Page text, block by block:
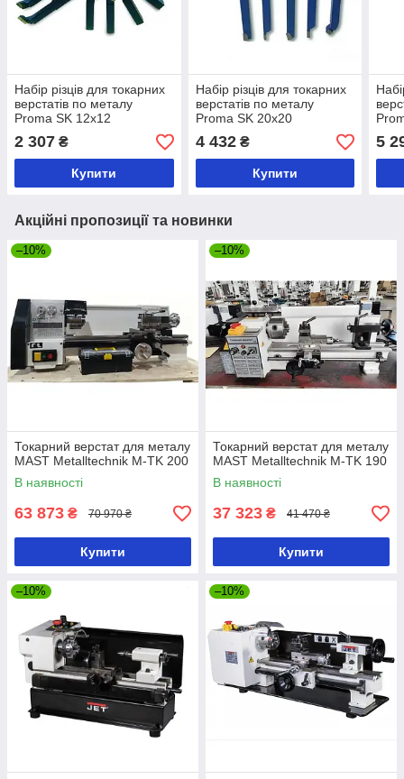
Набір різців для токарних
верстатів по металу
Proma SK 12x12
2 307 ₴
Купити
Набір різців для токарних
верстатів по металу
Proma SK 20x20
4 432₴
Купити
5
Акційні пропозиції та новинки
–10%
Токарний верстат для металу
MAST Metalltechnik M-TK 200
В наявності
63 873 ₴ 70 970 ₴
Купити
–10%
Токарний верстат для металу
MAST Metalltechnik M-TK 190
В наявності
37 323 ₴ 41 470 ₴
Купити
–10% –10%